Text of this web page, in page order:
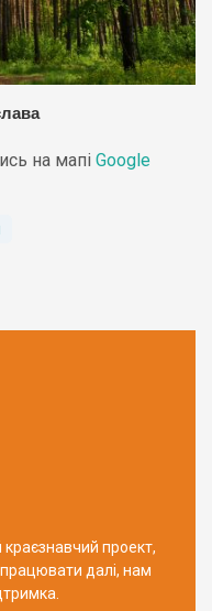
на мапі Google
краєзнавчий проект,
далі, нам